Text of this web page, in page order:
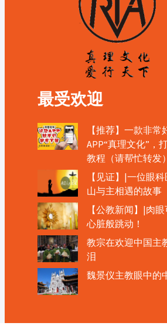
最受欢迎
【推荐】一款非常
APP“真理文化”，
教程（请帮忙转发）
【见证】|一位眼
山与主相遇的故事
【公教新闻】|肉
心脏般跳动！
教宗在欢迎中国主
泪
魏景仪主教眼中的